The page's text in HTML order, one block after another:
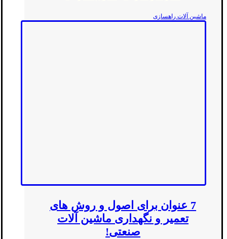
ماشین آلات راهسازی
7 عنوان برای اصول و روش های
تعمیر و نگهداری ماشین آلات
صنعتی!